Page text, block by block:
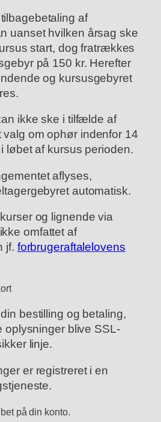
af
uanset hvilken årsag ske
start, dog fratrækkes
på 150 kr. Herefter
og kursusgebyret
ikke ske i tilfælde af
om ophør indenfor 14
løbet af kursus perioden.
aflyses,
automatisk.
og lignende via
omfattet af
jf. forbrugeraftalelovens
bestilling og betaling,
oplysninger blive SSL-
linje.
er registreret i en
på din konto.